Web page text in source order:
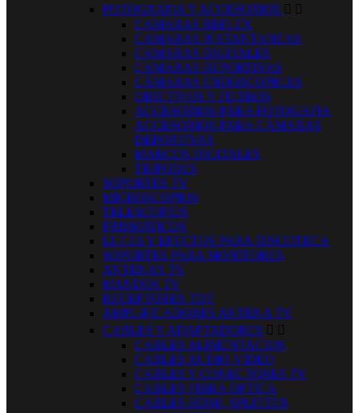
FOTOGRAFIA Y ACCESORIOS  
CAMARAS REFLEX
CAMARAS INSTANTANEAS
CAMARAS DIGITALES
CAMARAS DEPORTIVAS
CÁMARAS ENDOSCOPICAS
OBJETIVOS Y FILTROS
ACCESORIOS PARA FOTOGAFIA
ACCESORIOS PARA CÁMARAS
DEPORTIVAS
MARCOS DIGITALES
TRIPODES
SOPORTES TV
MICROSCOPIOS
TELESCOPIOS
PRISMATICOS
LUCES Y EFECTOS PARA DISCOTECA
SOPORTES PARA MONITORES
ANTENAS TV
MANDOS TV
RECEPTORES TDT
AMPLIFICADORES ANTENA TV
CABLES Y ADAPTADORES  
CABLES ALIMENTACION
CABLES AUDIO VIDEO
CABLES Y CONECTORES TV
CABLES FIBRA OPTICA
CABLES HDMI, SPLITTER